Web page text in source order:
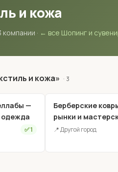
и кожа
· ← все Шопинг и
и кожа» · 3
—
одежда
✅ 1
Берберские
рынки и
📍 Другой город